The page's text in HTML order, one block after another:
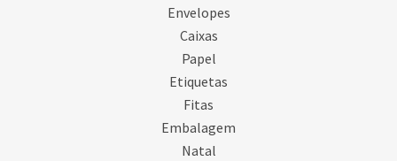
Envelopes
Caixas
Papel
Etiquetas
Fitas
Embalagem
Natal